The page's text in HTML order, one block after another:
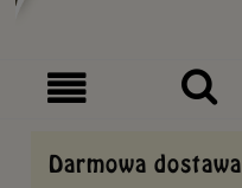
Darmowa dostawa